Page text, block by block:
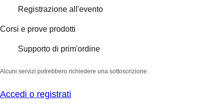
Registrazione all'evento
Corsi e prove prodotti
Supporto di prim'ordine
Alcuni servizi potrebbero richiedere una sottoscrizione.
Accedi o registrati